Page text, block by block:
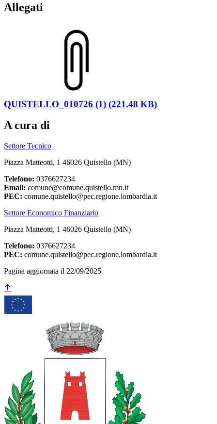
Allegati
QUISTELLO_010726 (1) (221.48 KB)
A cura di
Settore Tecnico
Piazza Matteotti, 1 46026 Quistello (MN)
Telefono: 0376627234
Email: comune@comune.quistello.mn.it
PEC: comune.quistello@pec.regione.lombardia.it
Settore Economico Finanziario
Piazza Matteotti, 1 46026 Quistello (MN)
Telefono: 0376627234
PEC: comune.quistello@pec.regione.lombardia.it
Pagina aggiornata il 22/09/2025